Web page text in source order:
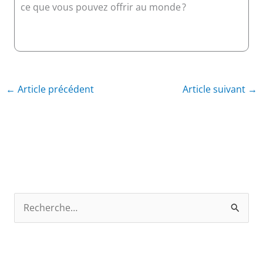
ce que vous pouvez offrir au monde ?
← Article précédent Article suivant →